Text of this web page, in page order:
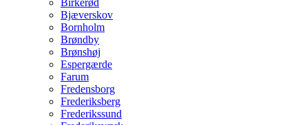
Birkerød
Bjæverskov
Bornholm
Brøndby
Brønshøj
Espergærde
Farum
Fredensborg
Frederiksberg
Frederikssund